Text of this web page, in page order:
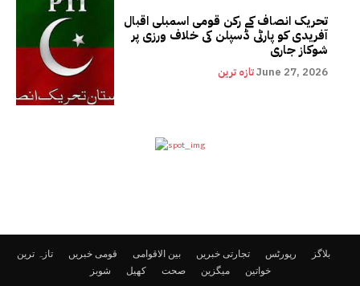
تحریک انصاف کے رکن قومی اسمبلی اقبال
آفریدی کو پارٹی ڈسپلن کی خلاف ورزی پر
شوکاز جاری
تازہ ترینJune 27, 2026
تازہ ترین قومی خبریں بین الاقوامی تجارتی خبریں رپورٹس
بلاگز
شوبز
کھیل صحت میگزین خواتین